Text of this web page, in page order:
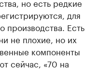
для
производства. Есть
не плохие, но их
компоненты
сейчас, «70 на